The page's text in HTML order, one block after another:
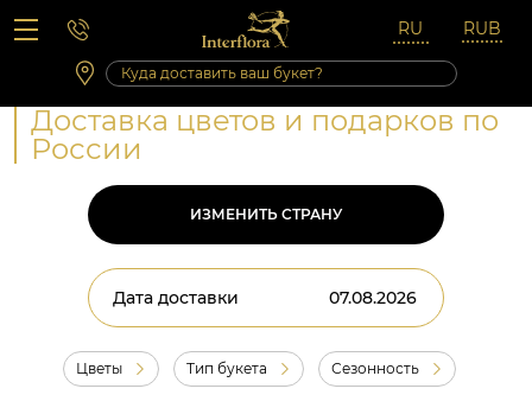
Вопросы-ответы
Сб 10:00 ‐ 14:00
Выходные и праздничные дни
Доставка цветов и подарков по
России
ИЗМЕНИТЬ СТРАНУ
Дата доставки
Цветы Тип букета Сезонность